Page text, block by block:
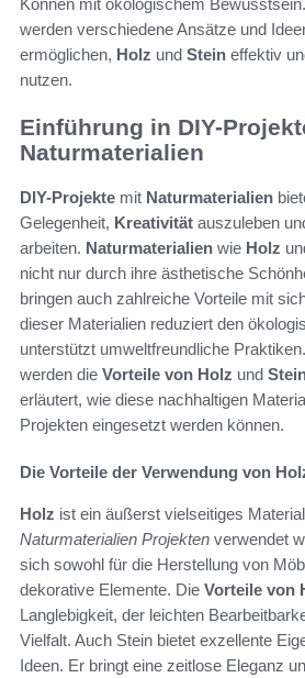
Können mit ökologischem
werden verschiedene Ansätze und
ermöglichen, Holz und Stein effektiv
nutzen.
Einführung in DIY-
Naturmaterialien
DIY-Projekte mit Naturmaterialien
Gelegenheit, Kreativität auszuleben
arbeiten. Naturmaterialien wie Holz
nicht nur durch ihre ästhetische
bringen auch zahlreiche Vorteile mit
dieser Materialien reduziert den
unterstützt umweltfreundliche
werden die Vorteile von Holz und
erläutert, wie diese nachhaltigen
Projekten eingesetzt werden können.
Die Vorteile der Verwendung von
Holz ist ein äußerst vielseitiges
Naturmaterialien Projekten verwendet
sich sowohl für die Herstellung von
dekorative Elemente. Die Vorteile von
Langlebigkeit, der leichten
Vielfalt. Auch Stein bietet exzellente
Ideen. Er bringt eine zeitlose Eleganz